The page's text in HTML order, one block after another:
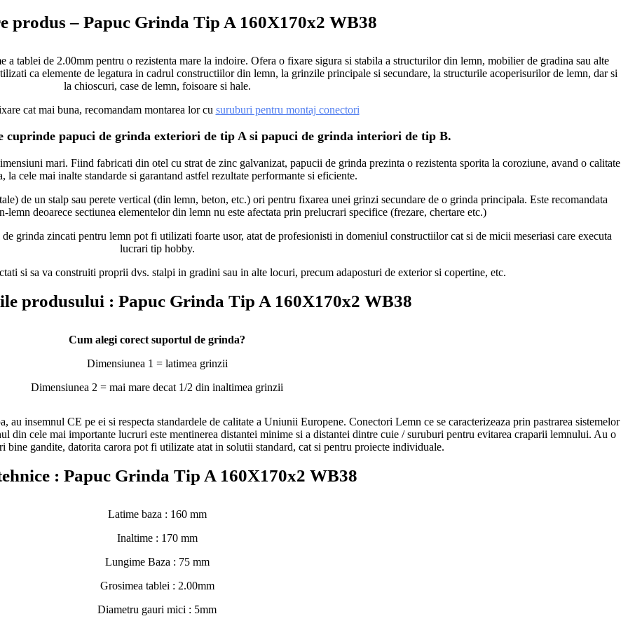
produs – Papuc Grinda Tip A 160X170x2 WB38
tablei de 2.00mm pentru o rezistenta mare la indoire. Ofera o fixare sigura si stabila a structurilor din lemn, mobilier de gradina sau alte
ca elemente de legatura in cadrul constructiilor din lemn, la grinzile principale si secundare, la structurile acoperisurilor de lemn, dar si
la chioscuri, case de lemn, foisoare si hale.
cat mai buna, recomandam montarea lor cu suruburi pentru montaj conectori
cuprinde papuci de grinda exteriori de tip A si papuci de grinda interiori de tip B.
mari. Fiind fabricati din otel cu strat de zinc galvanizat, papucii de grinda prezinta o rezistenta sporita la coroziune, avand o calitate
la cele mai inalte standarde si garantand astfel rezultate performante si eficiente.
de un stalp sau perete vertical (din lemn, beton, etc.) ori pentru fixarea unei grinzi secundare de o grinda principala. Este recomandata
deoarece sectiunea elementelor din lemn nu este afectata prin prelucrari specifice (frezare, chertare etc.)
grinda zincati pentru lemn pot fi utilizati foarte usor, atat de profesionisti in domeniul constructiilor cat si de micii meseriasi care executa
lucrari tip hobby.
si sa va construiti proprii dvs. stalpi in gradini sau in alte locuri, precum adaposturi de exterior si copertine, etc.
produsului : Papuc Grinda Tip A 160X170x2 WB38
Cum alegi corect suportul de grinda?
Dimensiunea 1 = latimea grinzii
Dimensiunea 2 = mai mare decat 1/2 din inaltimea grinzii
insemnul CE pe ei si respecta standardele de calitate a Uniunii Europene. Conectori Lemn ce se caracterizeaza prin pastrarea sistemelor
din cele mai importante lucruri este mentinerea distantei minime si a distantei dintre cuie / suruburi pentru evitarea craparii lemnului. Au o
bine gandite, datorita carora pot fi utilizate atat in solutii standard, cat si pentru proiecte individuale.
: Papuc Grinda Tip A 160X170x2 WB38
Latime baza : 160 mm
Inaltime : 170 mm
Lungime Baza : 75 mm
Grosimea tablei : 2.00mm
Diametru gauri mici : 5mm